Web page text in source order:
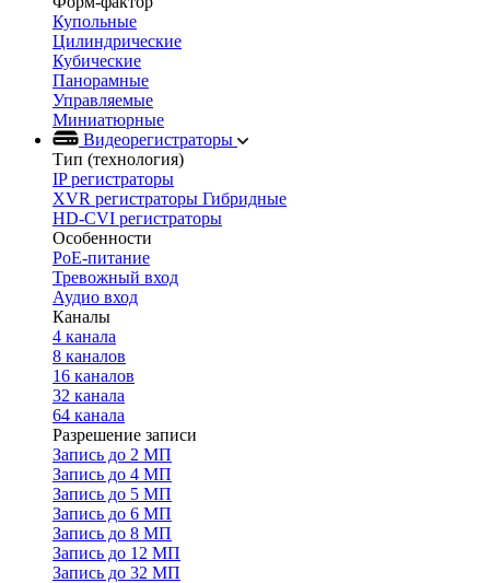
Купольные
Цилиндрические
Кубические
Панорамные
Управляемые
Миниатюрные
Видеорегистраторы
Тип (технология)
IP регистраторы
XVR регистраторы Гибридные
HD-CVI регистраторы
Особенности
PoE-питание
Тревожный вход
Аудио вход
Каналы
4 канала
8 каналов
16 каналов
32 канала
64 канала
Разрешение записи
Запись до 2 МП
Запись до 4 МП
Запись до 5 МП
Запись до 6 МП
Запись до 8 МП
Запись до 12 МП
Запись до 32 МП